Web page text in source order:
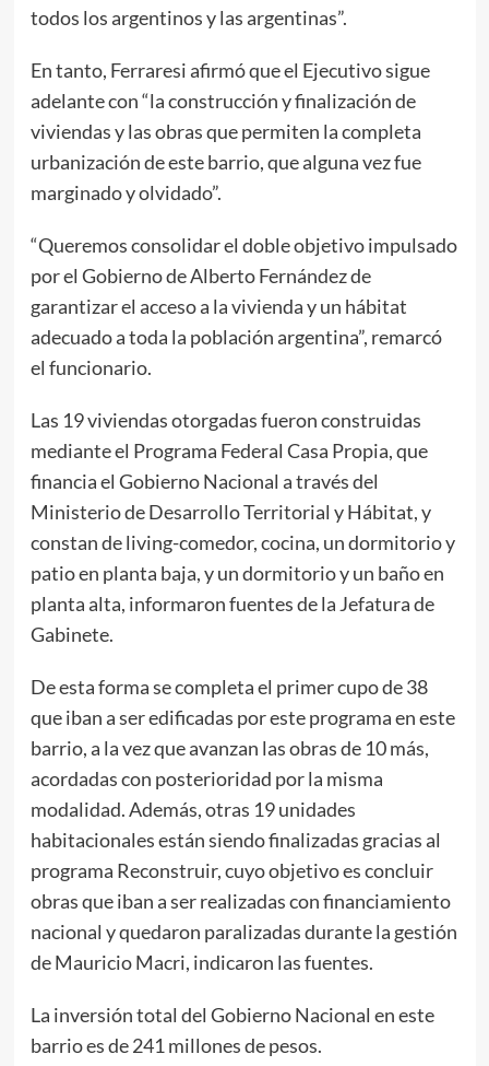
todos los argentinos y las argentinas”.
En tanto, Ferraresi afirmó que el Ejecutivo sigue
adelante con “la construcción y finalización de
viviendas y las obras que permiten la completa
urbanización de este barrio, que alguna vez fue
marginado y olvidado”.
“Queremos consolidar el doble objetivo impulsado
por el Gobierno de Alberto Fernández de
garantizar el acceso a la vivienda y un hábitat
adecuado a toda la población argentina”, remarcó
el funcionario.
Las 19 viviendas otorgadas fueron construidas
mediante el Programa Federal Casa Propia, que
financia el Gobierno Nacional a través del
Ministerio de Desarrollo Territorial y Hábitat, y
constan de living-comedor, cocina, un dormitorio y
patio en planta baja, y un dormitorio y un baño en
planta alta, informaron fuentes de la Jefatura de
Gabinete.
De esta forma se completa el primer cupo de 38
que iban a ser edificadas por este programa en este
barrio, a la vez que avanzan las obras de 10 más,
acordadas con posterioridad por la misma
modalidad. Además, otras 19 unidades
habitacionales están siendo finalizadas gracias al
programa Reconstruir, cuyo objetivo es concluir
obras que iban a ser realizadas con financiamiento
nacional y quedaron paralizadas durante la gestión
de Mauricio Macri, indicaron las fuentes.
La inversión total del Gobierno Nacional en este
barrio es de 241 millones de pesos.